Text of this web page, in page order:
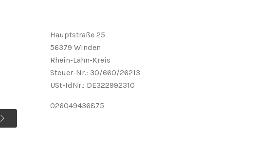
Hauptstraße 25
56379 Winden
Rhein-Lahn-Kreis
Steuer-Nr.: 30/660/26213
USt-IdNr.: DE322992310
026049436875